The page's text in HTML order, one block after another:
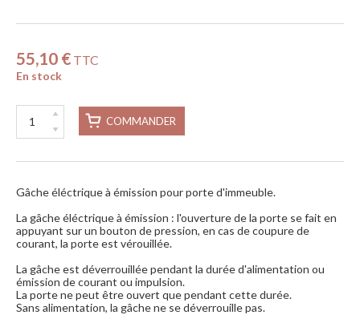
55,10 € TTC
En stock
COMMANDER
Gâche éléctrique à émission pour porte d'immeuble.
La gâche éléctrique à émission : l'ouverture de la porte se fait en
appuyant sur un bouton de pression, en cas de coupure de
courant, la porte est vérouillée.
La gâche est déverrouillée pendant la durée d'alimentation ou
émission de courant ou impulsion.
La porte ne peut être ouvert que pendant cette durée.
Sans alimentation, la gâche ne se déverrouille pas.